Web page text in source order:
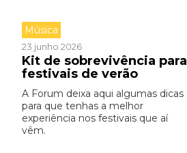
Música
23 junho 2026
Kit de sobrevivência para
festivais de verão
A Forum deixa aqui algumas dicas
para que tenhas a melhor
experiência nos festivais que aí
vêm.